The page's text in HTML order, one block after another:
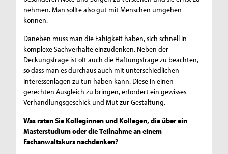
nehmen. Man sollte also gut mit Menschen umgehen
können.
Daneben muss man die Fähigkeit haben, sich schnell in
komplexe Sachverhalte einzudenken. Neben der
Deckungsfrage ist oft auch die Haftungsfrage zu beachten,
so dass man es durchaus auch mit unterschiedlichen
Interessenlagen zu tun haben kann. Diese in einen
gerechten Ausgleich zu bringen, erfordert ein gewisses
Verhandlungsgeschick und Mut zur Gestaltung.
Was raten Sie Kolleginnen und Kollegen, die über ein
Masterstudium oder die Teilnahme an einem
Fachanwaltskurs nachdenken?